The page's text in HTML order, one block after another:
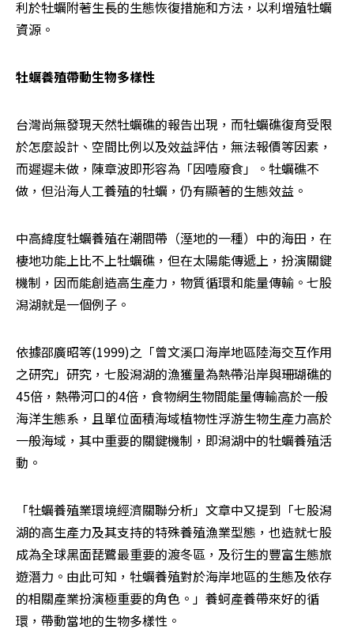
利於牡蠣附著生長的生態恢復措施和方法，以利增殖牡蠣
資源。
牡蠣養殖帶動生物多樣性
台灣尚無發現天然牡蠣礁的報告出現，而牡蠣礁復育受限
於怎麼設計、空間比例以及效益評估，無法報價等因素，
而遲遲未做，陳章波即形容為「因噎廢食」。牡蠣礁不
做，但沿海人工養殖的牡蠣，仍有顯著的生態效益。
中高緯度牡蠣養殖在潮間帶（溼地的一種）中的海田，在
棲地功能上比不上牡蠣礁，但在太陽能傳遞上，扮演關鍵
機制，因而能創造高生產力，物質循環和能量傳輸。七股
潟湖就是一個例子。
依據邵廣昭等(1999)之「曾文溪口海岸地區陸海交互作用
之研究」研究，七股潟湖的漁獲量為熱帶沿岸與珊瑚礁的
45倍，熱帶河口的4倍，食物網生物間能量傳輸高於一般
海洋生態系，且單位面積海域植物性浮游生物生產力高於
一般海域，其中重要的關鍵機制，即潟湖中的牡蠣養殖活
動。
「牡蠣養殖業環境經濟關聯分析」文章中又提到「七股潟
湖的高生產力及其支持的特殊養殖漁業型態，也造就七股
成為全球黑面琵鷺最重要的渡冬區，及衍生的豐富生態旅
遊潛力。由此可知，牡蠣養殖對於海岸地區的生態及依存
的相關產業扮演極重要的角色。」養蚵產養帶來好的循
環，帶動當地的生物多樣性。